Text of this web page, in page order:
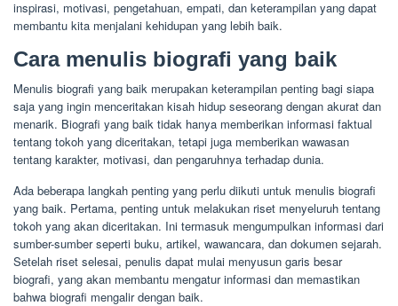
inspirasi, motivasi, pengetahuan, empati, dan keterampilan yang dapat
membantu kita menjalani kehidupan yang lebih baik.
Cara menulis biografi yang baik
Menulis biografi yang baik merupakan keterampilan penting bagi siapa
saja yang ingin menceritakan kisah hidup seseorang dengan akurat dan
menarik. Biografi yang baik tidak hanya memberikan informasi faktual
tentang tokoh yang diceritakan, tetapi juga memberikan wawasan
tentang karakter, motivasi, dan pengaruhnya terhadap dunia.
Ada beberapa langkah penting yang perlu diikuti untuk menulis biografi
yang baik. Pertama, penting untuk melakukan riset menyeluruh tentang
tokoh yang akan diceritakan. Ini termasuk mengumpulkan informasi dari
sumber-sumber seperti buku, artikel, wawancara, dan dokumen sejarah.
Setelah riset selesai, penulis dapat mulai menyusun garis besar
biografi, yang akan membantu mengatur informasi dan memastikan
bahwa biografi mengalir dengan baik.